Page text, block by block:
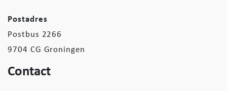
Postadres
Postbus 2266
9704 CG Groningen
Contact